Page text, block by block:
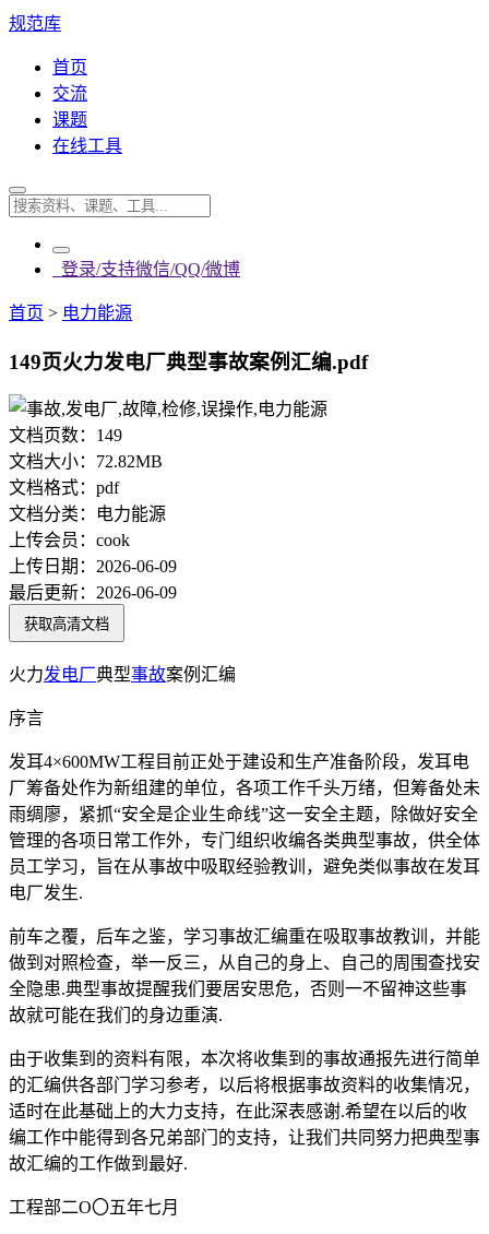
规范库
首页
交流
课题
在线工具
登录/支持微信/QQ/微博
首页 > 电力能源
149页火力发电厂典型事故案例汇编.pdf
文档页数： 149
文档大小： 72.82MB
文档格式： pdf
文档分类：
电力能源
上传会员： cook
上传日期： 2026-06-09
最后更新： 2026-06-09
获取高清文档
火力发电厂典型事故案例汇编
序言
发耳4×600MW工程目前正处于建设和生产准备阶段，发耳电
厂筹备处作为新组建的单位，各项工作千头万绪，但筹备处未
雨绸廖，紧抓“安全是企业生命线”这一安全主题，除做好安全
管理的各项日常工作外，专门组织收编各类典型事故，供全体
员工学习，旨在从事故中吸取经验教训，避免类似事故在发耳
电厂发生.
前车之覆，后车之鉴，学习事故汇编重在吸取事故教训，并能
做到对照检查，举一反三，从自己的身上、自己的周围查找安
全隐患.典型事故提醒我们要居安思危，否则一不留神这些事
故就可能在我们的身边重演.
由于收集到的资料有限，本次将收集到的事故通报先进行简单
的汇编供各部门学习参考，以后将根据事故资料的收集情况，
适时在此基础上的大力支持，在此深表感谢.希望在以后的收
编工作中能得到各兄弟部门的支持，让我们共同努力把典型事
故汇编的工作做到最好.
工程部二O〇五年七月